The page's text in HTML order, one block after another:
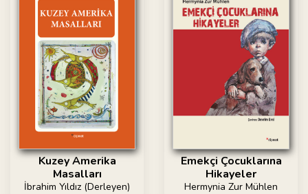
Kuzey Amerika
Masalları
İbrahim Yıldız (Derleyen)
Emekçi Çocuklarına
Hikayeler
Hermynia Zur Mühlen